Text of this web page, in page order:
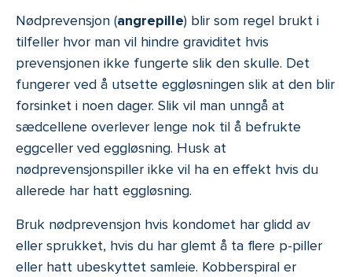
Nødprevensjon (angrepille) blir som regel brukt i
tilfeller hvor man vil hindre graviditet hvis
prevensjonen ikke fungerte slik den skulle. Det
fungerer ved å utsette eggløsningen slik at den blir
forsinket i noen dager. Slik vil man unngå at
sædcellene overlever lenge nok til å befrukte
eggceller ved eggløsning. Husk at
nødprevensjonspiller ikke vil ha en effekt hvis du
allerede har hatt eggløsning.
Bruk nødprevensjon hvis kondomet har glidd av
eller sprukket, hvis du har glemt å ta flere p-piller
eller hatt ubeskyttet samleie. Kobberspiral er